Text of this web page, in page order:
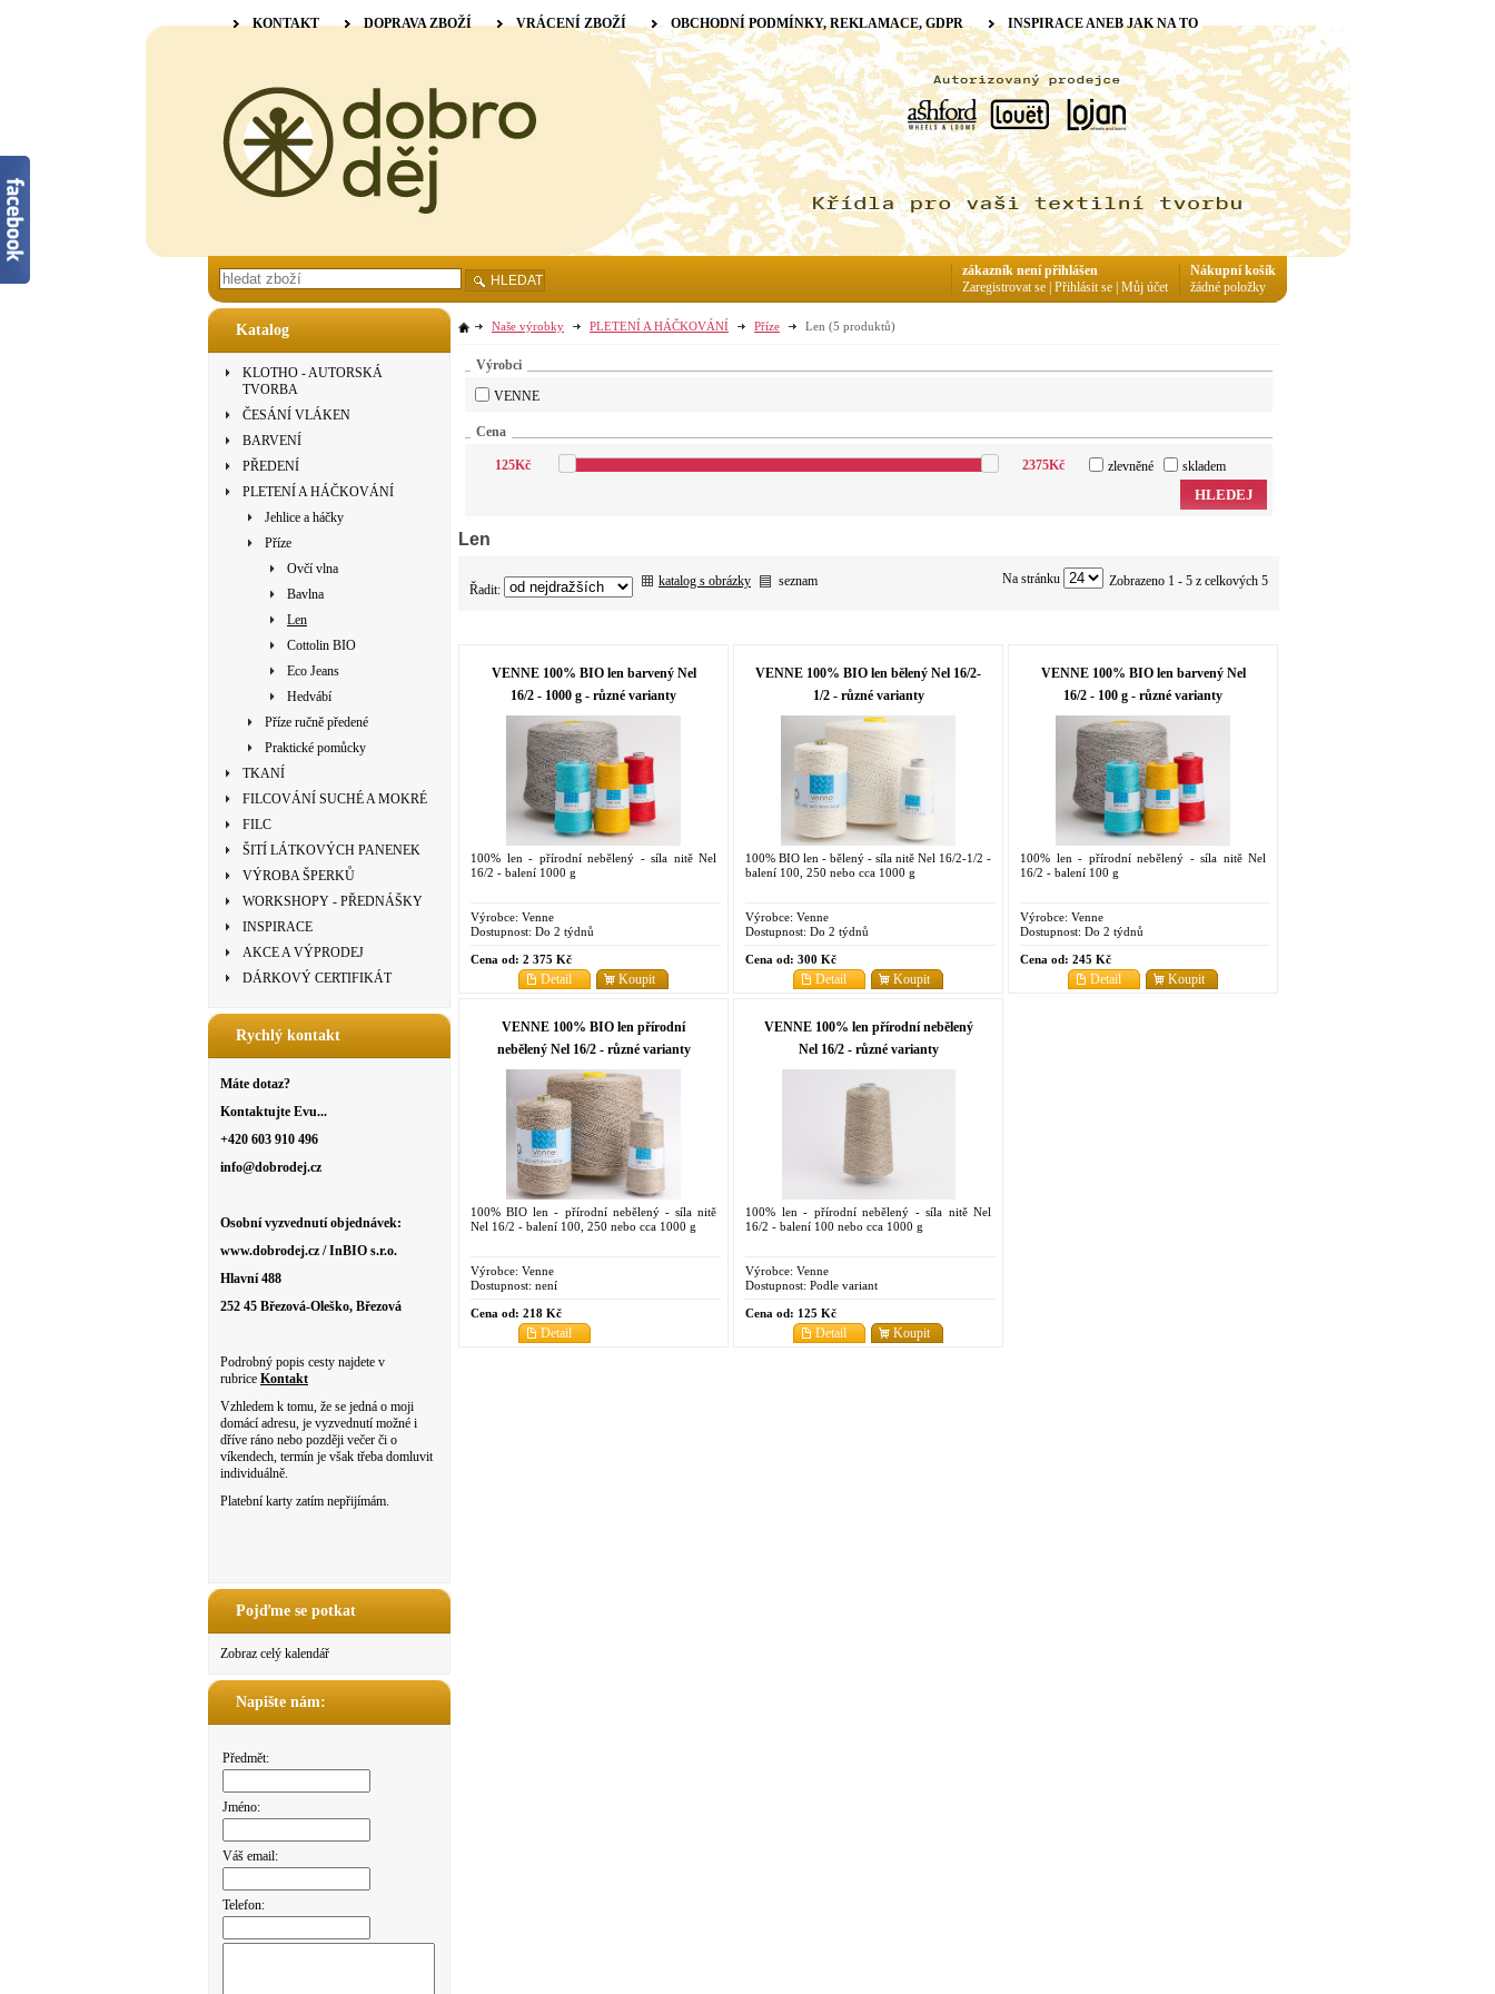
Katalog
KLOTHO - AUTORSKÁ
TVORBA
ČESÁNÍ VLÁKEN
BARVENÍ
PŘEDENÍ
PLETENÍ A HÁČKOVÁNÍ
Jehlice a háčky
Příze
Ovčí vlna
Bavlna
Len
Cottolin BIO
Eco Jeans
Hedvábí
Příze ručně předené
Praktické pomůcky
TKANÍ
FILCOVÁNÍ SUCHÉ A MOKRÉ
FILC
ŠITÍ LÁTKOVÝCH PANENEK
VÝROBA ŠPERKŮ
WORKSHOPY - PŘEDNÁŠKY
INSPIRACE
AKCE A VÝPRODEJ
DÁRKOVÝ CERTIFIKÁT
Rychlý kontakt
Máte dotaz?
Kontaktujte Evu...
+420 603 910 496
info@dobrodej.cz
Osobní vyzvednutí objednávek:
www.dobrodej.cz / InBIO s.r.o.
Hlavní 488
252 45 Březová-Oleško, Březová
Podrobný popis cesty najdete v
rubrice Kontakt
Vzhledem k tomu, že se jedná o moji
domácí adresu, je vyzvednutí možné i
dříve ráno nebo později večer či o
víkendech, termín je však třeba domluvit
individuálně.
Platební karty zatím nepřijímám.
Pojďme se potkat
Zobraz celý kalendář
Napište nám:
Předmět:
Jméno:
Váš email:
Telefon:
Naše výrobky PLETENÍ A HÁČKOVÁNÍ Příze Len (5 produktů)
Výrobci
VENNE
Cena
125Kč 2375Kč zlevněné skladem
HLEDEJ
Len
Řadit:
katalog s obrázky seznam Zobrazeno 1 - 5 z celkových 5
Na stránku
VENNE 100% BIO len barvený Nel
16/2 - 1000 g - různé varianty
100% len - přírodní nebělený - síla nitě Nel
16/2 - balení 1000 g
Výrobce: Venne
Dostupnost: Do 2 týdnů
Cena od: 2 375 Kč
Koupit
Detail
VENNE 100% BIO len bělený Nel 16/2-
1/2 - různé varianty
100% BIO len - bělený - síla nitě Nel 16/2-1/2 -
balení 100, 250 nebo cca 1000 g
Výrobce: Venne
Dostupnost: Do 2 týdnů
Cena od: 300 Kč
Koupit
Detail
VENNE 100% BIO len barvený Nel
16/2 - 100 g - různé varianty
100% len - přírodní nebělený - síla nitě Nel
16/2 - balení 100 g
Výrobce: Venne
Dostupnost: Do 2 týdnů
Cena od: 245 Kč
Koupit
Detail
VENNE 100% BIO len přírodní
nebělený Nel 16/2 - různé varianty
100% BIO len - přírodní nebělený - síla nitě
Nel 16/2 - balení 100, 250 nebo cca 1000 g
Výrobce: Venne
Dostupnost: není
Cena od: 218 Kč
Detail
VENNE 100% len přírodní nebělený
Nel 16/2 - různé varianty
100% len - přírodní nebělený - síla nitě Nel
16/2 - balení 100 nebo cca 1000 g
Výrobce: Venne
Dostupnost: Podle variant
Cena od: 125 Kč
Koupit
Detail
KONTAKT DOPRAVA ZBOŽÍ VRÁCENÍ ZBOŽÍ OBCHODNÍ PODMÍNKY, REKLAMACE, GDPR INSPIRACE ANEB JAK NA TO
HLEDAT
Nákupní košík
žádné položky
zákazník není přihlášen
Zaregistrovat se Přihlásit se Můj účet